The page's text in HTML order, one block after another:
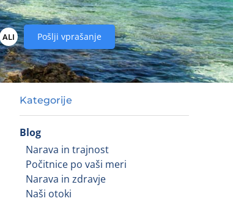
ALI Pošlji vprašanje
Kategorije
Blog
Narava in trajnost
Počitnice po vaši meri
Narava in zdravje
Naši otoki